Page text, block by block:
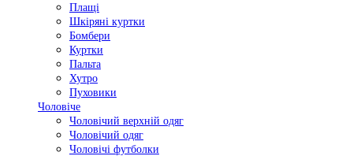
Плащі
Шкіряні куртки
Бомбери
Куртки
Пальта
Хутро
Пуховики
Чоловіче
Чоловічий верхній одяг
Чоловічий одяг
Чоловічі футболки